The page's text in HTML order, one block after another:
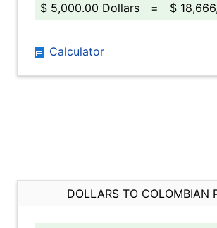
$ 5,000.00 Dollars
= $
Calculator
DOLLARS TO COLOMBIAN